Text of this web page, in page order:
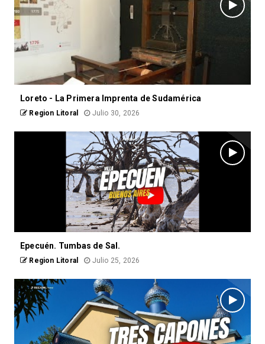
Loreto - La Primera Imprenta de Sudamérica
Region Litoral Julio 30, 2026
Epecuén. Tumbas de Sal.
Region Litoral Julio 25, 2026